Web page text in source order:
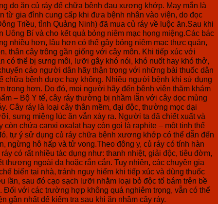
do ăn củ ráy để chữa bệnh đau xương khớp. May mắn là
gia đình cung cấp khi đưa bệnh nhân vào viện, do đọc
Triều, tỉnh Quảng Ninh) đã mua củ ráy về luộc ăn.Sau khi
Bí và cho kết quả bỏng niêm mạc họng miệng.Các bác
nhiều hơn, lâu hơn có thể gây bỏng niêm mạc thực quản,
thân cây trông gần giống với cây môn. Khi tiếp xúc với
có thể bị sưng môi, lưỡi gây khó nói, khó nuốt hay khó thở,
cáo người dân hãy thận trọng với những bài thuốc dân
chữa bệnh được hay không. Nhiều người bệnh khi sử dụng
trọng hơn. Do đó, mọi người hãy đến bệnh viện thăm khám
– Bộ Y tế, cây ráy thường bị nhầm lẫn với cây dọc mùng
Cây ráy là loại cây thân mềm, đại độc, thường mọc dại
sưng miệng lúc ăn vẫn xảy ra. Người ta đã chiết xuất và
chứa canxi oxalat hay còn gọi là raphite – một tinh thể
tự ý sử dụng củ ráy chữa bệnh xương khớp có thể dẫn đến
ngừng hô hấp và tử vong.Theo đông y, củ ráy có tính hàn
có rất nhiều tác dụng như: thanh nhiệt, giải độc, tiêu đờm,
ngoài da hoặc rắn cắn. Tuy nhiên, các chuyên gia
biến tại nhà, tránh nguy hiểm khi tiếp xúc và dùng thuốc
lần, sau đó cạo sạch lưỡi nhằm loại bỏ độc tố bám trên bề
với các trường hợp không quá nghiêm trọng, vẫn có thể
gần nhất để kiểm tra sau khi ăn nhầm cây ráy.